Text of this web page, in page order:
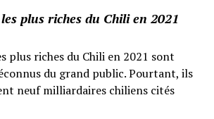
plus riches du Chili en 2021
plus riches du Chili en 2021 sont
du grand public. Pourtant, ils
neuf milliardaires chiliens cités